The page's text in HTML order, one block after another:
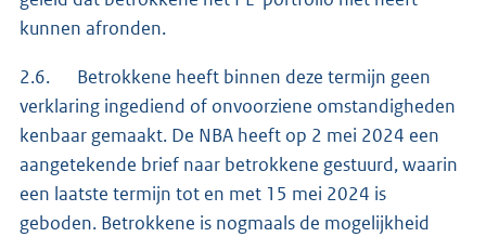
kunnen afronden.
2.6. Betrokkene heeft binnen deze termijn geen
verklaring ingediend of onvoorziene omstandigheden
kenbaar gemaakt. De NBA heeft op 2 mei 2024 een
aangetekende brief naar betrokkene gestuurd, waarin
een laatste termijn tot en met 15 mei 2024 is
geboden. Betrokkene is nogmaals de mogelijkheid